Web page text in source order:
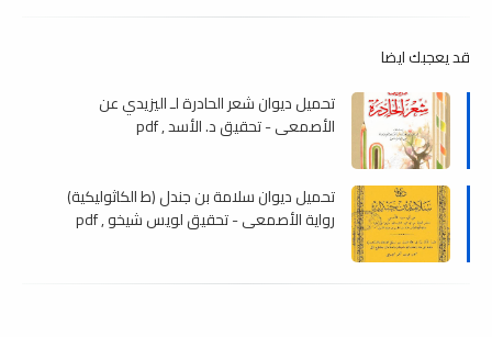
قد يعجبك ايضا
تحميل ديوان شعر الحادرة لـ اليزيدي عن
الأصمعي - تحقيق د. الأسد , pdf
تحميل ديوان سلامة بن جندل (ط الكاثوليكية)
رواية الأصمعى - تحقيق لويس شيخو , pdf